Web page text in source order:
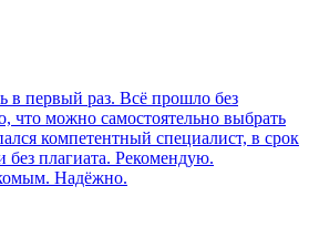
в первый раз. Всё прошло без
что можно самостоятельно выбрать
компетентный специалист, в срок
без плагиата. Рекомендую.
Надёжно.